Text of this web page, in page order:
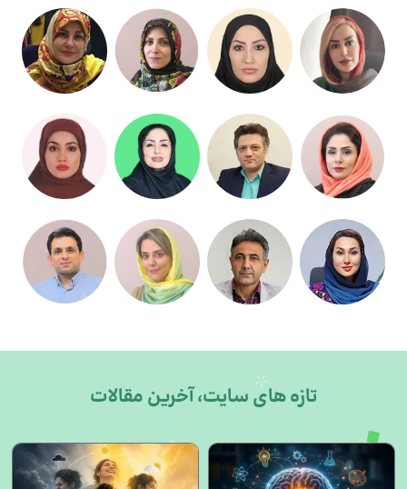
تازه های سایت، آخرین مقالات